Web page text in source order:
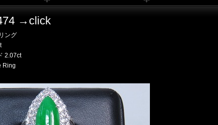
→click
ング
Ring